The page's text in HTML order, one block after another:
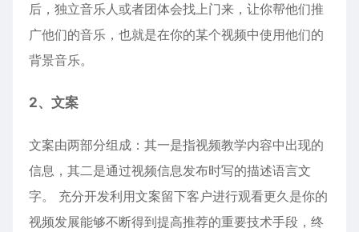
后，独立音乐人或者团体会找上门来，让你帮他们推
广他们的音乐，也就是在你的某个视频中使用他们的
背景音乐。
2、文案
文案由两部分组成：其一是指视频教学内容中出现的
信息，其二是通过视频信息发布时写的描述语言文
字。 充分开发利用文案留下客户进行观看更久是你的
视频发展能够不断得到提高推荐的重要技术手段，终